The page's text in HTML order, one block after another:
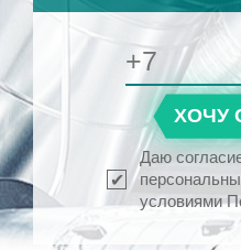
ХОЧУ
Даю
условиями